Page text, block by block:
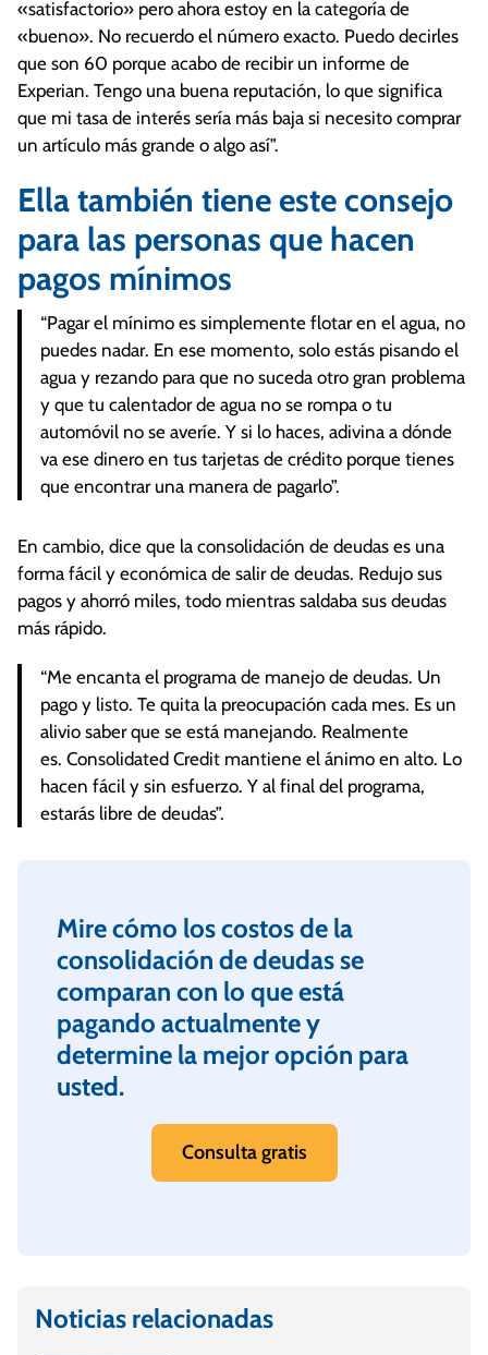
«satisfactorio» pero ahora estoy en la categoría de
«bueno». No recuerdo el número exacto. Puedo decirles
que son 60 porque acabo de recibir un informe de
Experian. Tengo una buena reputación, lo que significa
que mi tasa de interés sería más baja si necesito comprar
un artículo más grande o algo así”.
Ella también tiene este consejo
para las personas que hacen
pagos mínimos
“Pagar el mínimo es simplemente flotar en el agua, no
puedes nadar. En ese momento, solo estás pisando el
agua y rezando para que no suceda otro gran problema
y que tu calentador de agua no se rompa o tu
automóvil no se averíe. Y si lo haces, adivina a dónde
va ese dinero en tus tarjetas de crédito porque tienes
que encontrar una manera de pagarlo”.
En cambio, dice que la consolidación de deudas es una
forma fácil y económica de salir de deudas. Redujo sus
pagos y ahorró miles, todo mientras saldaba sus deudas
más rápido.
“Me encanta el programa de manejo de deudas. Un
pago y listo. Te quita la preocupación cada mes. Es un
alivio saber que se está manejando. Realmente
es. Consolidated Credit mantiene el ánimo en alto. Lo
hacen fácil y sin esfuerzo. Y al final del programa,
estarás libre de deudas”.
Mire cómo los costos de la
consolidación de deudas se
comparan con lo que está
pagando actualmente y
determine la mejor opción para
usted.
Consulta gratis
Noticias relacionadas